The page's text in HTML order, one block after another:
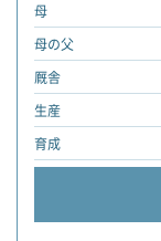
母
母の父
厩舎
生産
育成